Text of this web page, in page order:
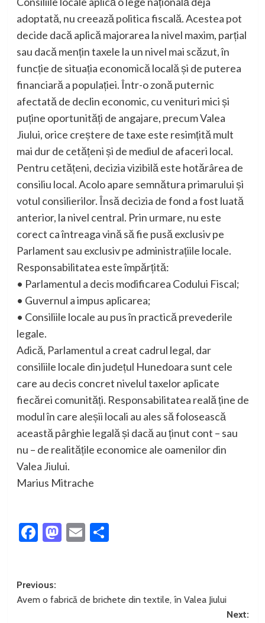
adoptată, nu creează politica fiscală. Acestea pot
decide dacă aplică majorarea la nivel maxim, parțial
sau dacă mențin taxele la un nivel mai scăzut, în
funcție de situația economică locală și de puterea
financiară a populației. Într-o zonă puternic
afectată de declin economic, cu venituri mici și
puține oportunități de angajare, precum Valea
Jiului, orice creștere de taxe este resimțită mult
mai dur de cetățeni și de mediul de afaceri local.
Pentru cetățeni, decizia vizibilă este hotărârea de
consiliu local. Acolo apare semnătura primarului și
votul consilierilor. Însă decizia de fond a fost luată
anterior, la nivel central. Prin urmare, nu este
corect ca întreaga vină să fie pusă exclusiv pe
Parlament sau exclusiv pe administrațiile locale.
Responsabilitatea este împărțită:
• Parlamentul a decis modificarea Codului Fiscal;
• Guvernul a impus aplicarea;
• Consiliile locale au pus în practică prevederile
legale.
Adică, Parlamentul a creat cadrul legal, dar
consiliile locale din județul Hunedoara sunt cele
care au decis concret nivelul taxelor aplicate
fiecărei comunități. Responsabilitatea reală ține de
modul în care aleșii locali au ales să folosească
această pârghie legală și dacă au ținut cont – sau
nu – de realitățile economice ale oamenilor din
Valea Jiului.
Marius Mitrache
Facebook
Mastodon
EmailPartajează
Post
navigation
Previous:
Avem o fabrică de brichete din textile, în Valea Jiului
Next: